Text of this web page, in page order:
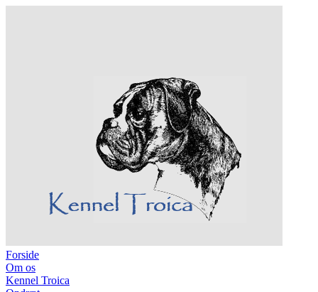
Forside
Om os
Kennel Troica